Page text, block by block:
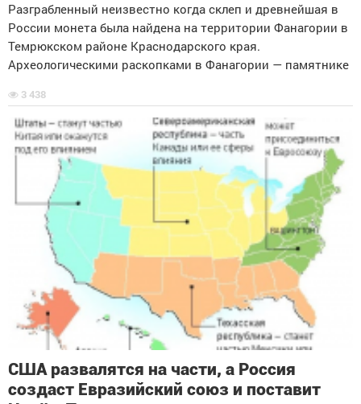
Разграбленный неизвестно когда склеп и древнейшая в
России монета была найдена на территории Фанагории в
Темрюкском районе Краснодарского края.
Археологическими раскопками в Фанагории — памятнике
3 438
США развалятся на части, а Россия
создаст Евразийский союз и поставит